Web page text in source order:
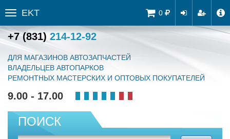
0
Toggle
sidebar
EKT
+7 (831) 214-12-92
ДЛЯ МАГАЗИНОВ АВТОЗАПЧАСТЕЙ
ВЛАДЕЛЬЦЕВ АВТОПАРКОВ
РЕМОНТНЫХ МАСТЕРСКИХ И ОПТОВЫХ ПОКУПАТЕЛЕЙ
9.00 - 17.00
ПОИСК